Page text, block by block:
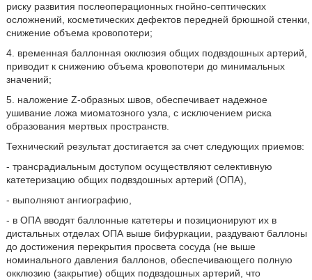
риску развития послеоперационных гнойно-септических
осложнений, косметических дефектов передней брюшной стенки,
снижение объема кровопотери;
4. временная баллонная окклюзия общих подвздошных артерий,
приводит к снижению объема кровопотери до минимальных
значений;
5. наложение Z-образных швов, обеспечивает надежное
ушивание ложа миоматозного узла, с исключением риска
образования мертвых пространств.
Технический результат достигается за счет следующих приемов:
- трансрадиальным доступом осуществляют селективную
катетеризацию общих подвздошных артерий (ОПА),
- выполняют ангиографию,
- в ОПА вводят баллонные катетеры и позиционируют их в
дистальных отделах ОПА выше бифуркации, раздувают баллоны
до достижения перекрытия просвета сосуда (не выше
номинального давления баллонов, обеспечивающего полную
окклюзию (закрытие) общих подвздошных артерий, что